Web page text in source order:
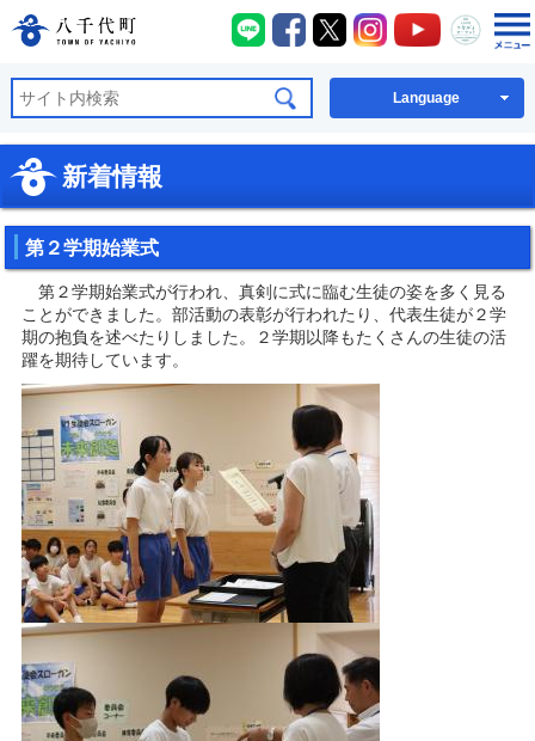
八千代町公式ホームページ
八千代町LINE
八千代町Facebook
八千代町X八千代町Instagram
八千代町
八千
Language
新着情報
第２学期始業式
第２学期始業式が行われ、真剣に式に臨む生徒の姿を多く見る
ことができました。部活動の表彰が行われたり、代表生徒が２学
期の抱負を述べたりしました。２学期以降もたくさんの生徒の活
躍を期待しています。